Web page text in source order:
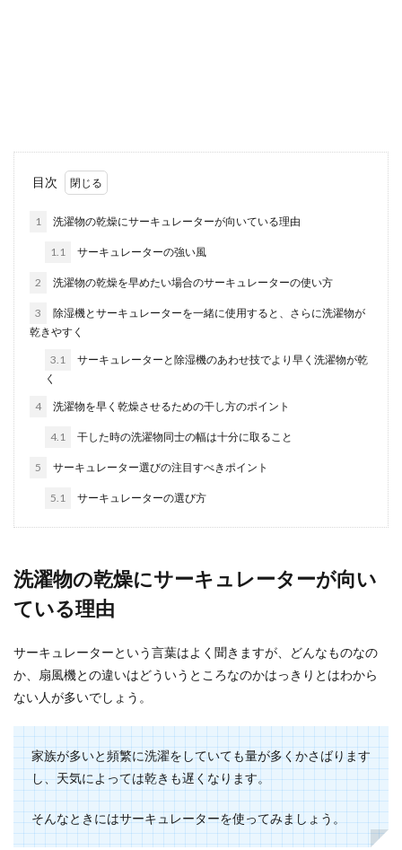
行く遊びのスポットを紹介します。 女子の行きた
いと...
スエードのパンプスは夏でもOK！おす
スエードのパンプスはなんとなく秋や冬に履くと
いう印象が強いかもしれませんが、実は夏に履い
レースやリボンを使った可愛い小物は女の子の永
子供の絵本バッグに刺繍でワンポイント、ポーチ
に可愛い刺繍で世界に1つのオリジナル作品に！
と、刺繍をす...
目次
1 洗濯物の乾燥にサーキュレーターが向いている理由
1.1 サーキュレーターの強い風
2 洗濯物の乾燥を早めたい場合のサーキュレーターの使い方
3
除湿機とサーキュレーターを一緒に使用すると、さらに洗濯物が
乾きやすく
3.1
サーキュレーターと除湿機のあわせ技でより早く洗濯物が乾
く
4 洗濯物を早く乾燥させるための干し方のポイント
4.1 干した時の洗濯物同士の幅は十分に取ること
5 サーキュレーター選びの注目すべきポイント
5.1 サーキュレーターの選び方
洗濯物の乾燥にサーキュレーターが向い
ている理由
サーキュレーターという言葉はよく聞きますが、どんなものなの
か、扇風機との違いはどういうところなのかはっきりとはわから
ない人が多いでしょう。
家族が多いと頻繁に洗濯をしていても量が多くかさばります
し、天気によっては乾きも遅くなります。
そんなときにはサーキュレーターを使ってみましょう。